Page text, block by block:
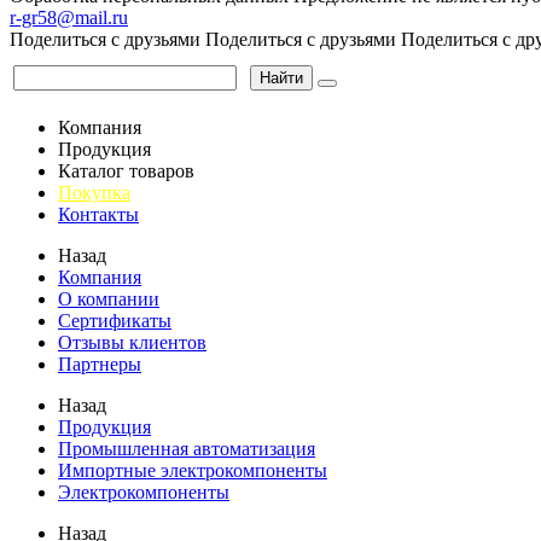
r-gr58@mail.ru
Поделиться с друзьями Поделиться с друзьями Поделиться с
Найти
Компания
Продукция
Каталог товаров
Покупка
Контакты
Назад
Компания
О компании
Сертификаты
Отзывы клиентов
Партнеры
Назад
Продукция
Промышленная автоматизация
Импортные электрокомпоненты
Электрокомпоненты
Назад